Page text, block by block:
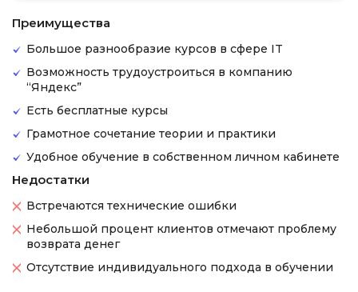
Преимущества
Большое разнообразие курсов в сфере IT
Возможность трудоустроиться в компанию
“Яндекс”
Есть бесплатные курсы
Грамотное сочетание теории и практики
Удобное обучение в собственном личном кабинете
Недостатки
Встречаются технические ошибки
Небольшой процент клиентов отмечают проблему
возврата денег
Отсутствие индивидуального подхода в обучении